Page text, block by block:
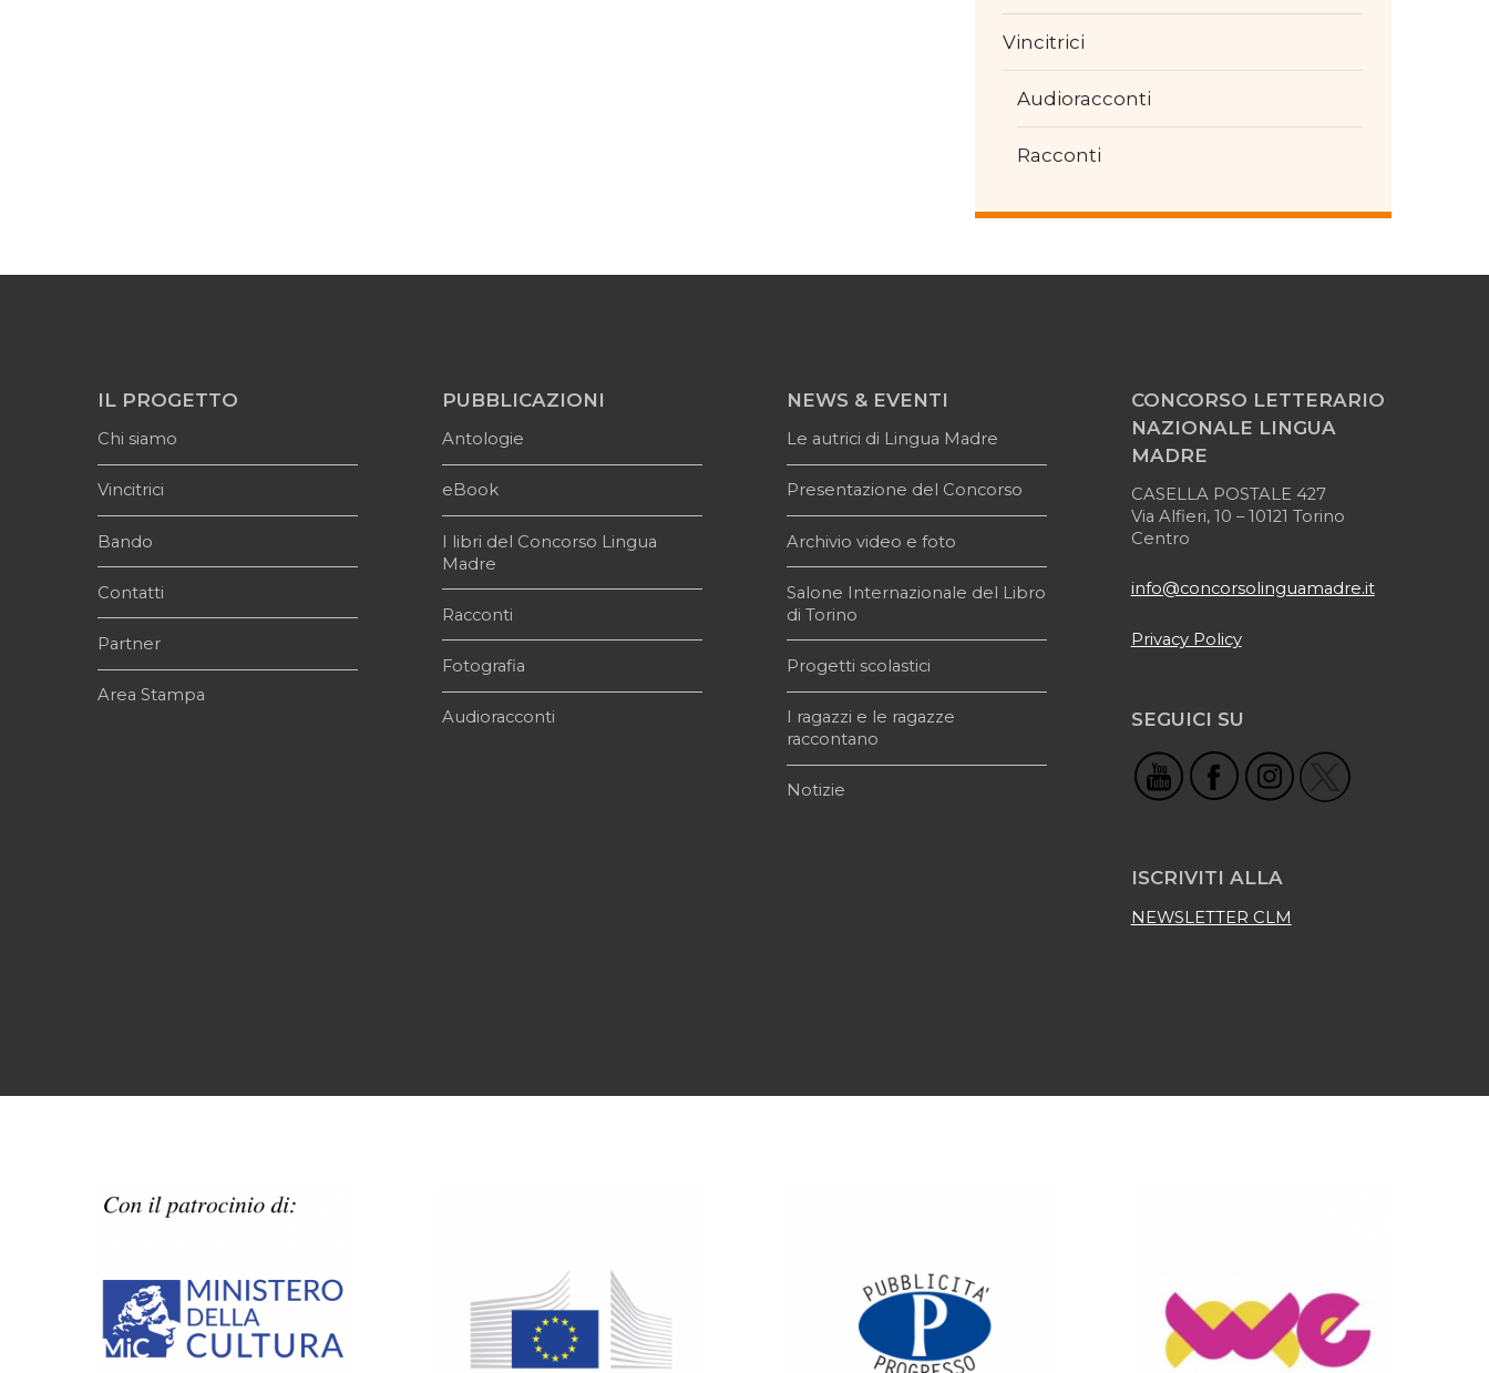
Vincitrici
Audioracconti
Racconti
IL PROGETTO
Chi siamo
Vincitrici
Bando
Contatti
Partner
Area Stampa
PUBBLICAZIONI
Antologie
eBook
I libri del Concorso Lingua
Madre
Racconti
Fotografia
Audioracconti
NEWS & EVENTI
Le autrici di Lingua Madre
Presentazione del Concorso
Archivio video e foto
Salone Internazionale del Libro
di Torino
Progetti scolastici
I ragazzi e le ragazze
raccontano
Notizie
CONCORSO LETTERARIO
NAZIONALE LINGUA
MADRE
CASELLA POSTALE 427
Via Alfieri, 10 – 10121 Torino
Centro
info@concorsolinguamadre.it
Privacy Policy
SEGUICI SU
ISCRIVITI ALLA
NEWSLETTER CLM